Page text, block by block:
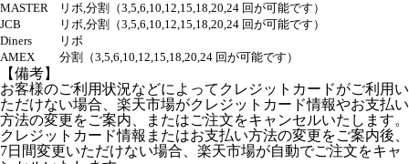
MASTER
リボ,分割（3,5,6,10,12,15,18,20,24 回が可能です）
JCB
リボ,分割（3,5,6,10,12,15,18,20,24 回が可能です）
Diners
リボ
AMEX
分割（3,5,6,10,12,15,18,20,24 回が可能です）
【備考】
お客様のご利用状況などによってクレジットカードがご利用い
ただけない場合、楽天市場がクレジットカード情報やお支払い
方法の変更をご案内、またはご注文をキャンセルいたします。
クレジットカード情報またはお支払い方法の変更をご案内後、
7日間変更いただけない場合、楽天市場が自動でご注文をキャ